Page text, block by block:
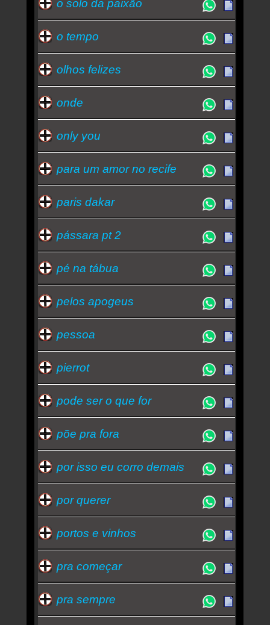
o solo da paixão
o tempo
olhos felizes
onde
only you
para um amor no recife
paris dakar
pássara pt 2
pé na tábua
pelos apogeus
pessoa
pierrot
pode ser o que for
põe pra fora
por isso eu corro demais
por querer
portos e vinhos
pra começar
pra sempre